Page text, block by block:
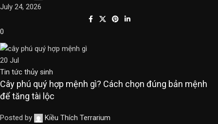
July 24, 2026
0
20 Jul
Tin tức thủy sinh
Cây phú quý hợp mệnh gì? Cách chọn đúng bản mệnh
để tăng tài lộc
Posted by
Kiều Thích Terrarium